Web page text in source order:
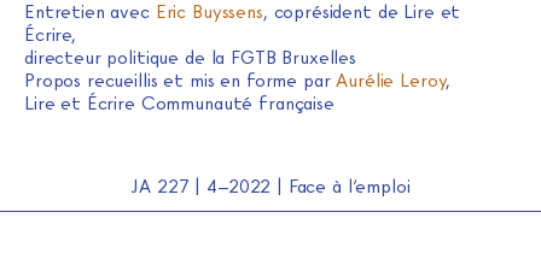
Entretien avec Eric Buyssens, coprésident de Lire et
Écrire,
directeur politique de la FGTB Bruxelles
Propos recueillis et mis en forme parAurélie Leroy,
Lire et Écrire Communauté française
JA 227 | 4–2022 | Face à l’emploi